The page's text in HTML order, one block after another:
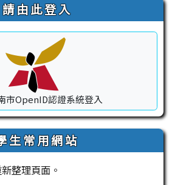
請 由 此 登 入
市OpenID認證系統登入
生 常 用 網 站
整理頁面。